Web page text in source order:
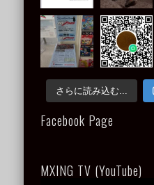
さらに読み込む...
Facebook Page
MXING TV (YouTube)